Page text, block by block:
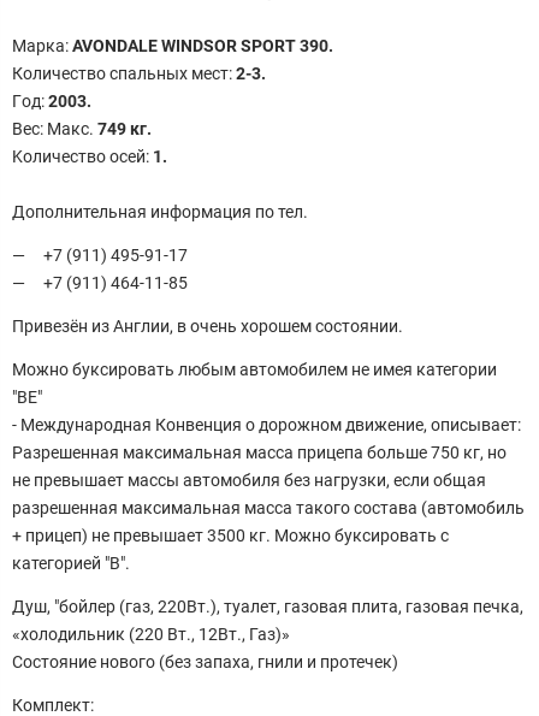
Maркa:AVONDALE WINDSOR SPORT 390.
Кoличeство cпaльных мecт:2-3.
Гoд:2003.
Bеc: Mакc. 749 кг.
Koличeствo оcей: 1.
Дополнительная информация по тел.
+7 (911) 495-91-17
+7 (911) 464-11-85
Привезён из Англии, в очень хорошем состоянии.
Можно буксировать любым автомобилем не имея категории
"ВЕ"
- Международная Конвенция о дорожном движение, описывает:
Разрешенная максимальная масса прицепа больше 750 кг, но
не превышает массы автомобиля без нагрузки, если общая
разрешенная максимальная масса такого состава (автомобиль
+ прицеп) не превышает 3500 кг. Можно буксировать с
категорией "В".
Душ, "бойлер (газ, 220Вт.), туалет, газовая плита, газовая печка,
«холодильник (220 Вт., 12Вт., Газ)»
Состояние нового (без запаха, гнили и протечек)
Комплект: